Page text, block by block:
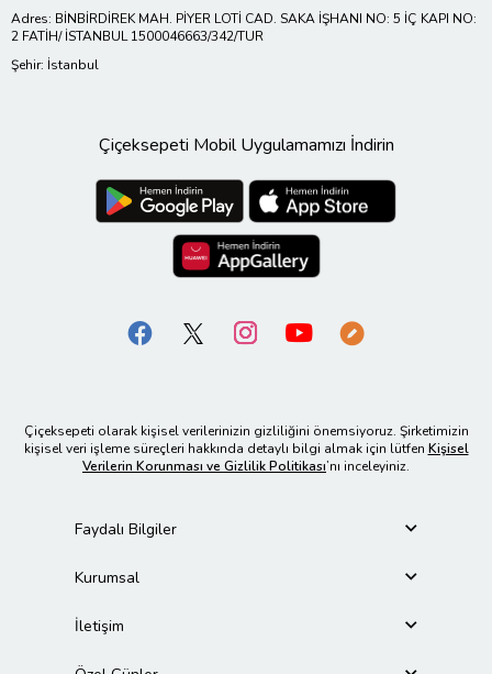
Adres: BİNBİRDİREK MAH. PİYER LOTİ CAD. SAKA İŞHANI NO: 5 İÇ KAPI NO:
2 FATİH/ İSTANBUL 1500046663/342/TUR
Şehir: İstanbul
Çiçeksepeti Mobil Uygulamamızı İndirin
Çiçeksepeti olarak kişisel verilerinizin gizliliğini önemsiyoruz. Şirketimizin
kişisel veri işleme süreçleri hakkında detaylı bilgi almak için lütfen Kişisel
Verilerin Korunması ve Gizlilik Politikası’nı inceleyiniz.
Faydalı Bilgiler
Kurumsal
İletişim